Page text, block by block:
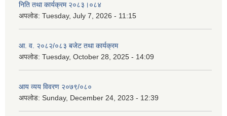
निति तथा कार्यक्रम २०८३।०८४
अपलोड: Tuesday, July 7, 2026 - 11:15
आ. व. २०८२/०८३ बजेट तथा कार्यक्रम
अपलोड: Tuesday, October 28, 2025 - 14:09
आय व्यय विवरण २०७९/०८०
अपलोड: Sunday, December 24, 2023 - 12:39